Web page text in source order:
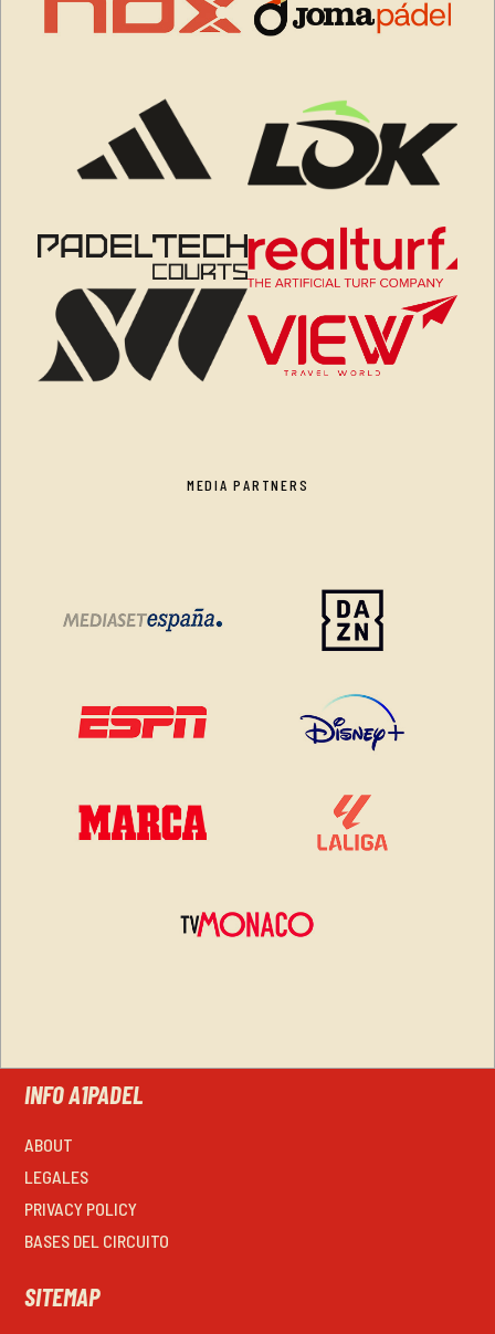
MEDIA PARTNERS
INFO A1PADEL
ABOUT
LEGALES
PRIVACY POLICY
BASES DEL CIRCUITO
SITEMAP